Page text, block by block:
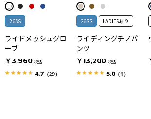
26SS
ライドメッシュグロ
ーブ
￥3,960 税込
4.7 （29）
26SS LADIESあり
ライディングチノパ
ンツ
￥13,200 税込
5.0 （1）